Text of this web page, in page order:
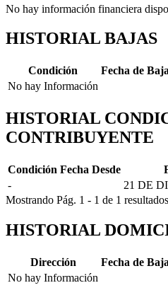
No hay información financiera
HISTORIAL BAJAS
Condición
Fecha de Baja
No hay Información
HISTORIAL
CONTRIBUYENTE
Condición Fecha Desde
-
21 DE
Mostrando Pág. 1 - 1 de 1 resultados
HISTORIAL
Dirección
Fecha de Baja
No hay Información